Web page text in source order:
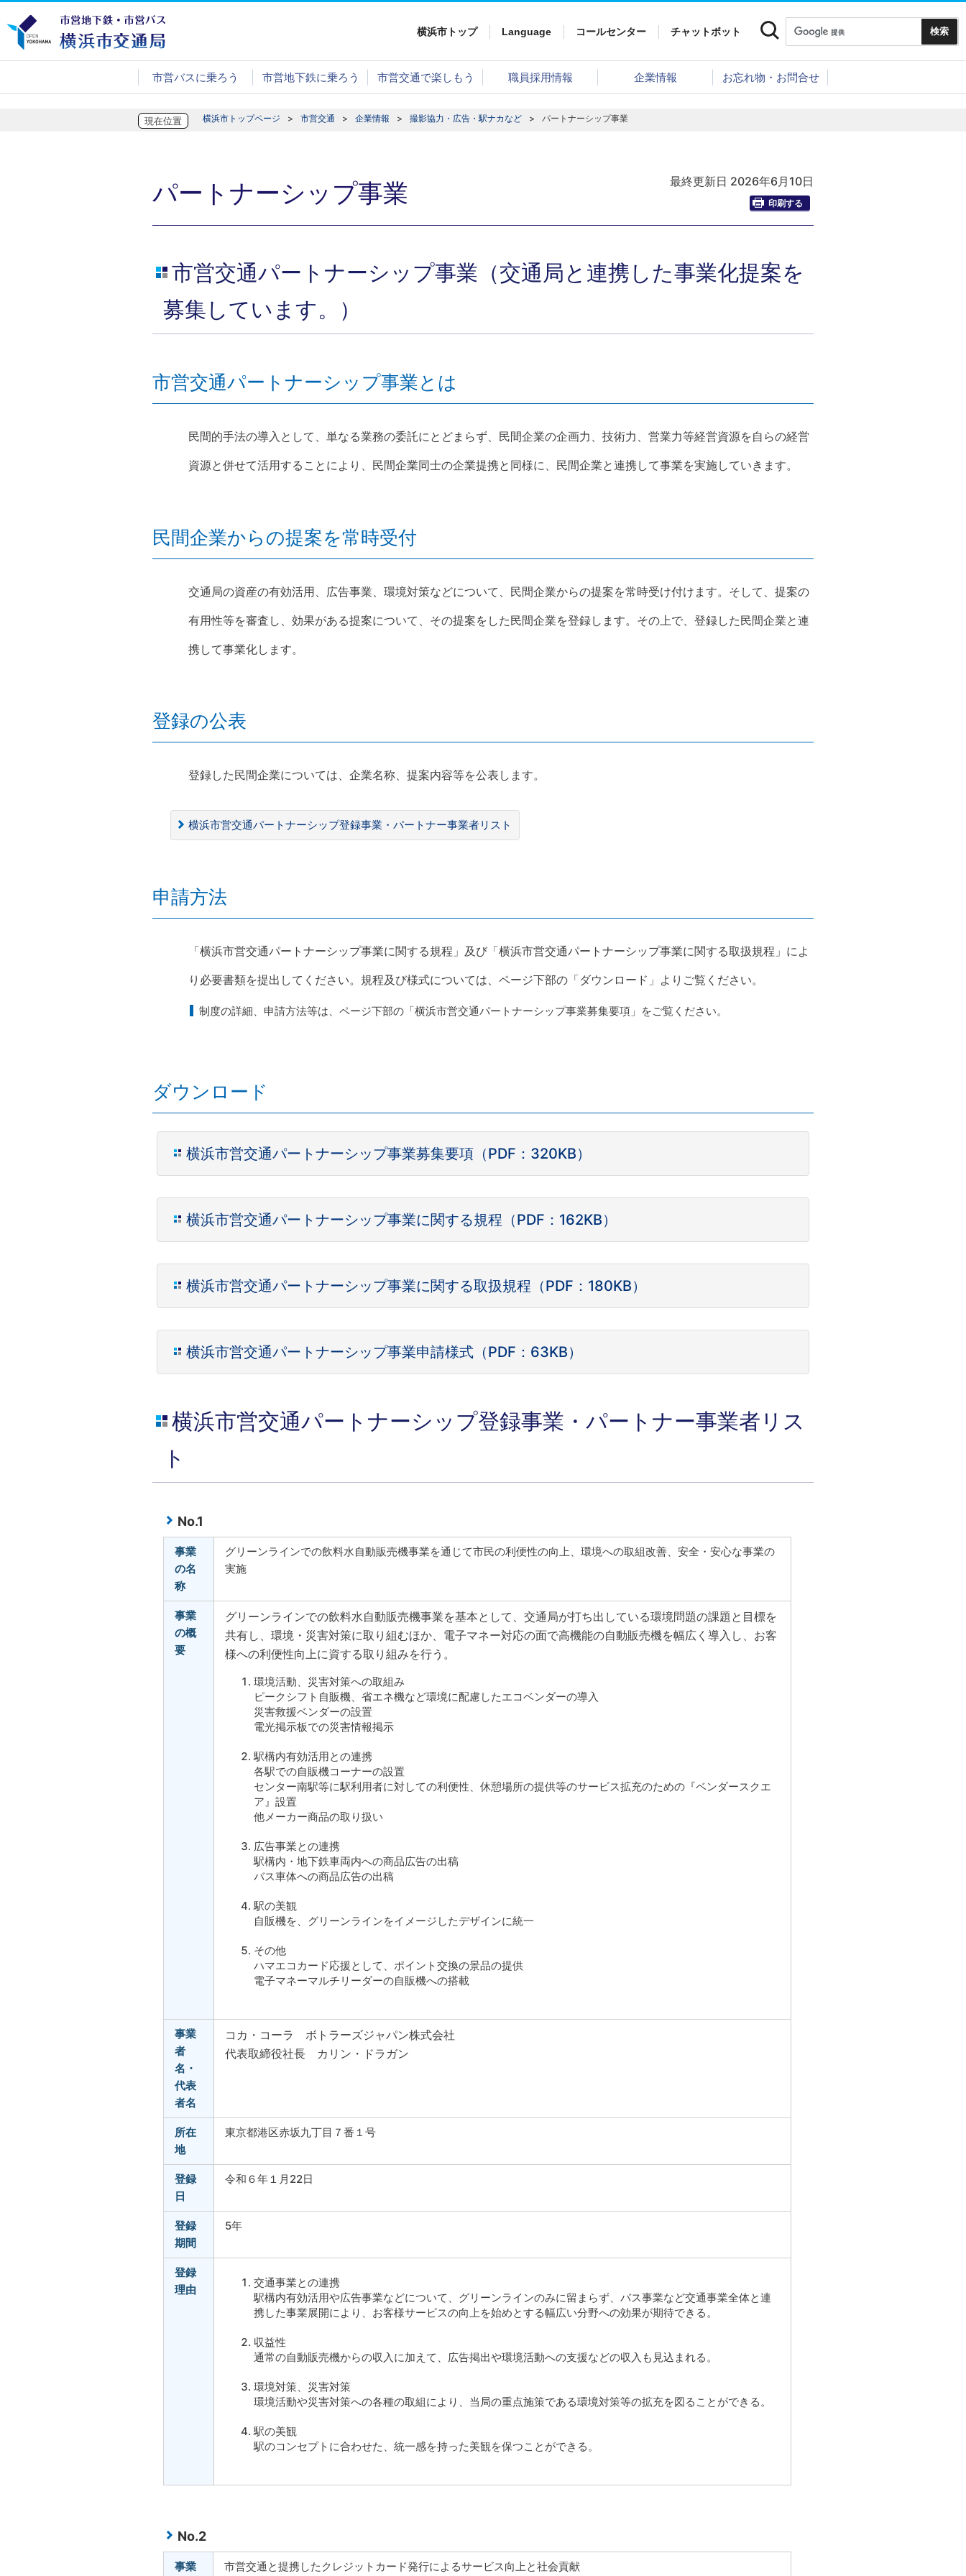
横浜市トップ Language コールセンター チャットボット
市営バスに乗ろう 市営地下鉄に乗ろう 市営交通で楽しもう 職員採用情報 企業情報 お忘れ物・お問合せ
現在位置 横浜市トップページ 市営交通 企業情報 撮影協力・広告・駅ナカなど パートナーシップ事業
パートナーシップ事業 最終更新日 2026年6月10日
印刷する
市営交通パートナーシップ事業（交通局と連携した事業化提案を
募集しています。）
市営交通パートナーシップ事業とは
民間的手法の導入として、単なる業務の委託にとどまらず、民間企業の企画力、技術力、営業力等経営資源を自らの経営
資源と併せて活用することにより、民間企業同士の企業提携と同様に、民間企業と連携して事業を実施していきます。
民間企業からの提案を常時受付
交通局の資産の有効活用、広告事業、環境対策などについて、民間企業からの提案を常時受け付けます。そして、提案の
有用性等を審査し、効果がある提案について、その提案をした民間企業を登録します。その上で、登録した民間企業と連
携して事業化します。
登録の公表
登録した民間企業については、企業名称、提案内容等を公表します。
横浜市営交通パートナーシップ登録事業・パートナー事業者リスト
申請方法
「横浜市営交通パートナーシップ事業に関する規程」及び「横浜市営交通パートナーシップ事業に関する取扱規程」によ
り必要書類を提出してください。規程及び様式については、ページ下部の「ダウンロード」よりご覧ください。
制度の詳細、申請方法等は、ページ下部の「横浜市営交通パートナーシップ事業募集要項」をご覧ください。
ダウンロード
横浜市営交通パートナーシップ事業募集要項（PDF：320KB）
横浜市営交通パートナーシップ事業に関する規程（PDF：162KB）
横浜市営交通パートナーシップ事業に関する取扱規程（PDF：180KB）
横浜市営交通パートナーシップ事業申請様式（PDF：63KB）
横浜市営交通パートナーシップ登録事業・パートナー事業者リス
ト
No.1
事業
の名
称
グリーンラインでの飲料水自動販売機事業を通じて市民の利便性の向上、環境への取組改善、安全・安心な事業の
実施
事業
の概
要
グリーンラインでの飲料水自動販売機事業を基本として、交通局が打ち出している環境問題の課題と目標を
共有し、環境・災害対策に取り組むほか、電子マネー対応の面で高機能の自動販売機を幅広く導入し、お客
様への利便性向上に資する取り組みを行う。
環境活動、災害対策への取組み
ピークシフト自販機、省エネ機など環境に配慮したエコベンダーの導入
災害救援ベンダーの設置
電光掲示板での災害情報掲示
駅構内有効活用との連携
各駅での自販機コーナーの設置
センター南駅等に駅利用者に対しての利便性、休憩場所の提供等のサービス拡充のための『ベンダースクエ
ア』設置
他メーカー商品の取り扱い
広告事業との連携
駅構内・地下鉄車両内への商品広告の出稿
バス車体への商品広告の出稿
駅の美観
自販機を、グリーンラインをイメージしたデザインに統一
その他
ハマエコカード応援として、ポイント交換の景品の提供
電子マネーマルチリーダーの自販機への搭載
事業
者
名・
代表
者名
コカ・コーラ ボトラーズジャパン株式会社
代表取締役社長 カリン・ドラガン
所在
地
東京都港区赤坂九丁目７番１号
登録
日
令和６年１月22日
登録
期間
5年
登録
理由
交通事業との連携
駅構内有効活用や広告事業などについて、グリーンラインのみに留まらず、バス事業など交通事業全体と連
携した事業展開により、お客様サービスの向上を始めとする幅広い分野への効果が期待できる。
収益性
通常の自動販売機からの収入に加えて、広告掲出や環境活動への支援などの収入も見込まれる。
環境対策、災害対策
環境活動や災害対策への各種の取組により、当局の重点施策である環境対策等の拡充を図ることができる。
駅の美観
駅のコンセプトに合わせた、統一感を持った美観を保つことができる。
No.2
事業 市営交通と提携したクレジットカード発行によるサービス向上と社会貢献